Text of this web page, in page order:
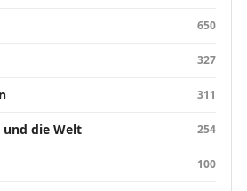
650
327
311
und die Welt 254
100